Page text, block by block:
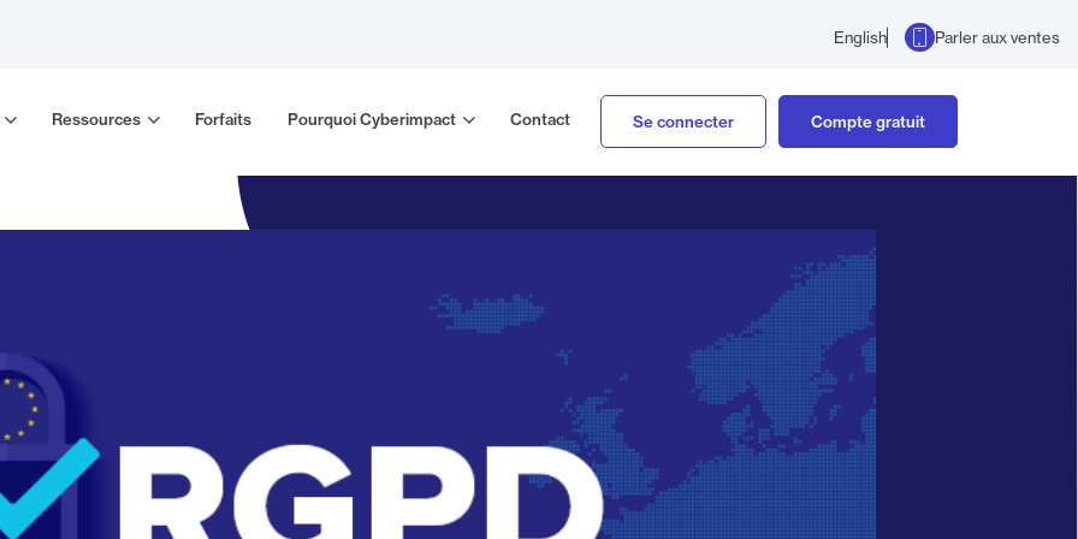
English Parler aux ventes
Ressources Forfaits Pourquoi Cyberimpact Contact Se connecter Compte gratuit